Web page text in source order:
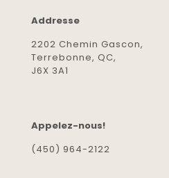
Addresse
2202 Chemin Gascon,
Terrebonne, QC,
J6X 3A1
Appelez-nous!
(450) 964-2122